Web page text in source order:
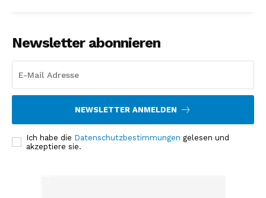
Newsletter abonnieren
NEWSLETTER ANMELDEN
Ich habe die Datenschutzbestimmungen gelesen und
akzeptiere sie.